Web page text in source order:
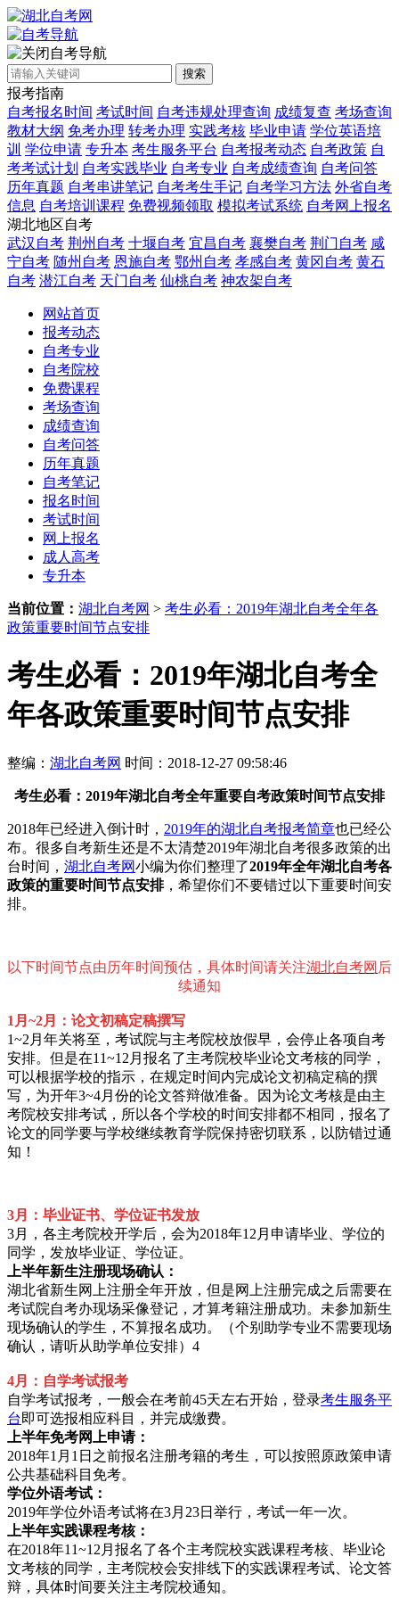
自考导航
搜索
报考指南
自考报名时间 考试时间 自考违规处理查询 成绩复查 考场查询
教材大纲 免考办理 转考办理 实践考核 毕业申请 学位英语培
训 学位申请 专升本 考生服务平台 自考报考动态 自考政策 自
考考试计划 自考实践毕业 自考专业 自考成绩查询 自考问答
历年真题 自考串讲笔记 自考考生手记 自考学习方法 外省自考
信息 自考培训课程 免费视频领取 模拟考试系统 自考网上报名
湖北地区自考
武汉自考 荆州自考 十堰自考 宜昌自考 襄樊自考 荆门自考 咸
宁自考 随州自考 恩施自考 鄂州自考 孝感自考 黄冈自考 黄石
自考 潜江自考 天门自考 仙桃自考 神农架自考
网站首页
报考动态
自考专业
自考院校
免费课程
考场查询
成绩查询
自考问答
历年真题
自考笔记
报名时间
考试时间
网上报名
成人高考
专升本
当前位置： 湖北自考网 > 考生必看：2019年湖北自考全年各
政策重要时间节点安排
考生必看：2019年湖北自考全
年各政策重要时间节点安排
整编： 湖北自考网 时间：2018-12-27 09:58:46
考生必看：2019年湖北自考全年重要自考政策时间节点安排
2018年已经进入倒计时， 2019年的湖北自考报考简章也已经公
布。很多自考新生还是不太清楚2019年湖北自考很多政策的出
台时间， 湖北自考网小编为你们整理了2019年全年湖北自考各
政策的重要时间节点安排，希望你们不要错过以下重要时间安
排。
以下时间节点由历年时间预估，具体时间请关注湖北自考网 后
续通知
1月~2月：论文初稿定稿撰写
1~2月年关将至，考试院与主考院校放假早，会停止各项自考
安排。但是在11~12月报名了主考院校毕业论文考核的同学，
可以根据学校的指示，在规定时间内完成论文初稿定稿的撰
写，为开年3~4月份的论文答辩做准备。因为论文考核是由主
考院校安排考试，所以各个学校的时间安排都不相同，报名了
论文的同学要与学校继续教育学院保持密切联系，以防错过通
知！
3月：毕业证书、学位证书发放
3月，各主考院校开学后，会为2018年12月申请毕业、学位的
同学，发放毕业证、学位证。
上半年新生注册现场确认：
湖北省新生网上注册全年开放，但是网上注册完成之后需要在
考试院自考办现场采像登记，才算考籍注册成功。未参加新生
现场确认的学生，不算报名成功。（个别助学专业不需要现场
确认，请听从助学单位安排）4
4月：自学考试报考
自学考试报考，一般会在考前45天左右开始，登录考生服务平
台 即可选报相应科目，并完成缴费。
上半年免考网上申请：
2018年1月1日之前报名注册考籍的考生，可以按照原政策申请
公共基础科目免考。
学位外语考试：
2019年学位外语考试将在3月23日举行，考试一年一次。
上半年实践课程考核：
在2018年11~12月报名了各个主考院校实践课程考核、毕业论
文考核的同学，主考院校会安排线下的实践课程考试、论文答
辩，具体时间要关注主考院校通知。